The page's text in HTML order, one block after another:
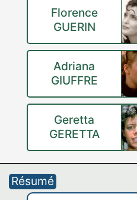
Florence
GUERIN
Adriana
GIUFFRE
Geretta
GERETTA
Résumé